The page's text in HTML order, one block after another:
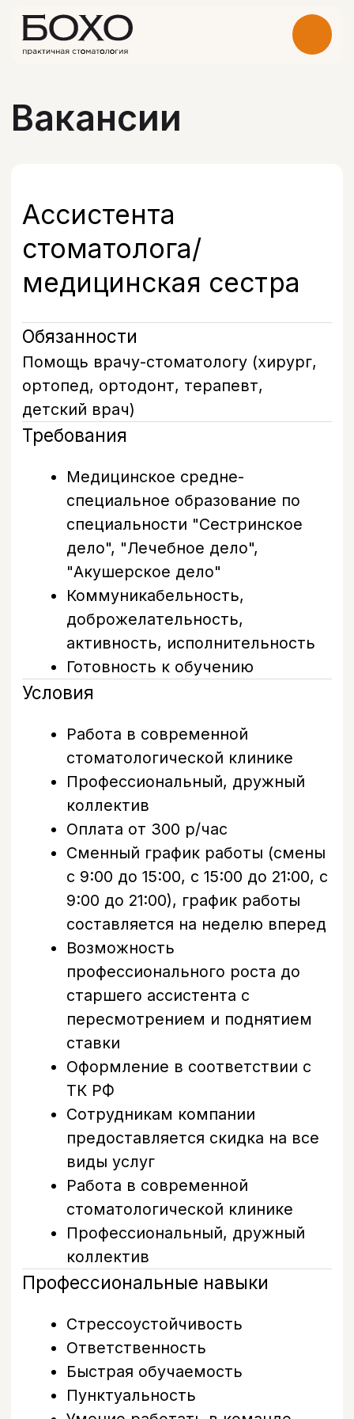
Обязанности
Помощь врачу-стоматологу (хирург,
ортопед, ортодонт, терапевт,
детский врач)
Медицинское средне-
специальное образование по
специальности "Сестринское
дело", "Лечебное дело",
"Акушерское дело"
Коммуникабельность,
доброжелательность,
Готовность к обучению
Работа в современной
стоматологической клинике
Профессиональный, дружный
коллектив
Оплата от 300 р/час
Сменный график работы (смены
с 9:00 до 15:00, с 15:00 до 21:00, с
9:00 до 21:00), график работы
составляется на неделю вперед
Возможность
профессионального роста до
пересмотрением и поднятием
Оформление в соответствии с
ТК РФ
предоставляется скидка на все
виды услуг
Работа в современной
стоматологической клинике
Профессиональный, дружный
коллектив
Стрессоустойчивость
Быстрая обучаемость
Пунктуальность
Умение работать в команде
Работоспособность
Коммуникабельность
медицинская сестра
Откликнуться
Стоматологическая клиника «Бохо» —
взрослых и детей в одном месте.
В клинике работают специалисты
Современная
стоматология для всей